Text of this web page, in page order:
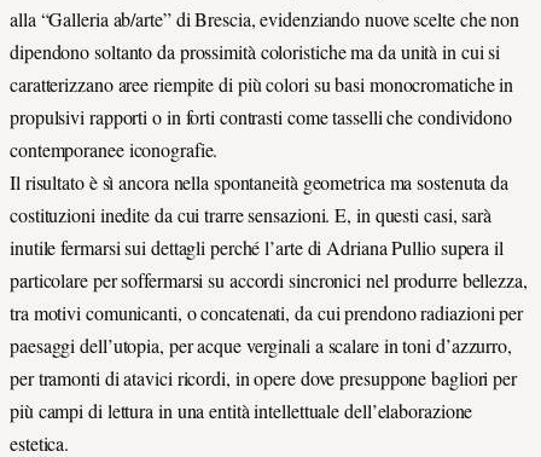
alla “Galleria ab/arte” di Brescia, evidenziando nuove scelte che non
dipendono soltanto da prossimità coloristiche ma da unità in cui si
caratterizzano aree riempite di più colori su basi monocromatiche in
propulsivi rapporti o in forti contrasti come tasselli che condividono
contemporanee iconografie.
Il risultato è sì ancora nella spontaneità geometrica ma sostenuta da
costituzioni inedite da cui trarre sensazioni. E, in questi casi, sarà
inutile fermarsi sui dettagli perché l’arte di Adriana Pullio supera il
particolare per soffermarsi su accordi sincronici nel produrre bellezza,
tra motivi comunicanti, o concatenati, da cui prendono radiazioni per
paesaggi dell’utopia, per acque verginali a scalare in toni d’azzurro,
per tramonti di atavici ricordi, in opere dove presuppone bagliori per
più campi di lettura in una entità intellettuale dell’elaborazione
estetica.